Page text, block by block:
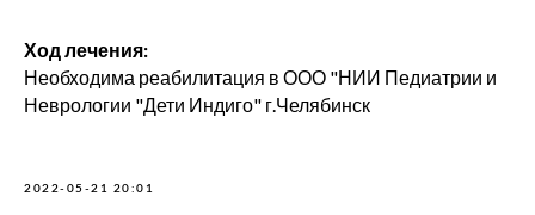
Ход лечения:
Необходима реабилитация в ООО "НИИ Педиатрии и
Неврологии "Дети Индиго" г.Челябинск
2022-05-21 20:01